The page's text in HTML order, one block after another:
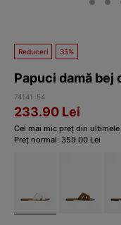
Reduceri 35%
Papuci damă bej
74141-54
233.90 Lei
Cel mai mic preț din
Preț normal: 359.00 Lei